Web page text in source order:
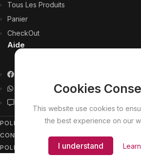
Cookies
This website use cookies to
the best experience on our
I understand
Tous Les Produits
Panier
CheckOut
Aide
Whatsapp Help
POLITIQUE DE
CONFIDENTIALITÉ
POLITIQUE DE RETOUR